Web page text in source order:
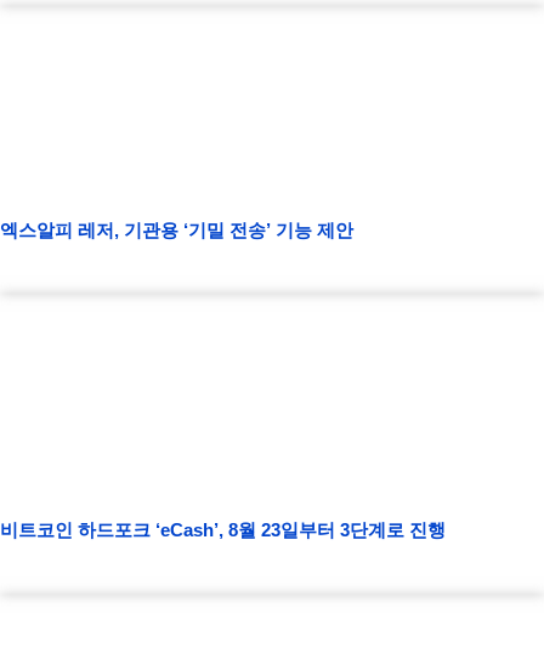
엑스알피 레저, 기관용 ‘기밀 전송’ 기능 제안
비트코인 하드포크 ‘eCash’, 8월 23일부터 3단계로 진행